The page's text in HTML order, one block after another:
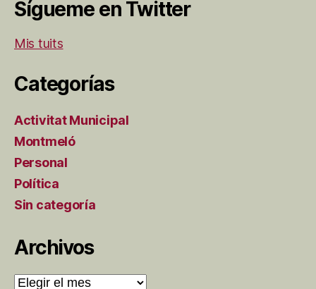
Sígueme en Twitter
Mis tuits
Categorías
Activitat Municipal
Montmeló
Personal
Política
Sin categoría
Archivos
Archivos